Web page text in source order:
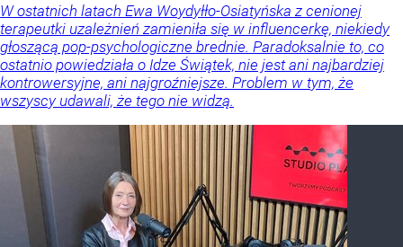
W ostatnich latach Ewa Woydyłło-Osiatyńska z cenionej
terapeutki uzależnień zamieniła się w influencerkę, niekiedy
głoszącą pop-psychologiczne brednie. Paradoksalnie to, co
ostatnio powiedziała o Idze Świątek, nie jest ani najbardziej
kontrowersyjne, ani najgroźniejsze. Problem w tym, że
wszyscy udawali, że tego nie widzą.